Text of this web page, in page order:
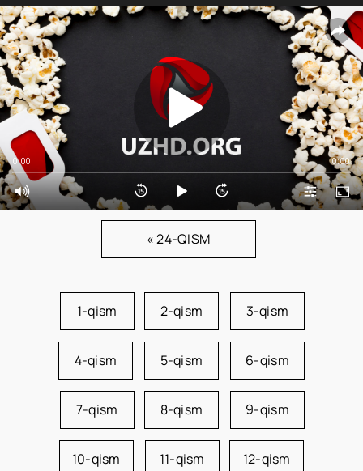
0:00 0:00
« 24-QISM
1-qism 2-qism 3-qism
4-qism 5-qism 6-qism
7-qism 8-qism 9-qism
10-qism 11-qism 12-qism